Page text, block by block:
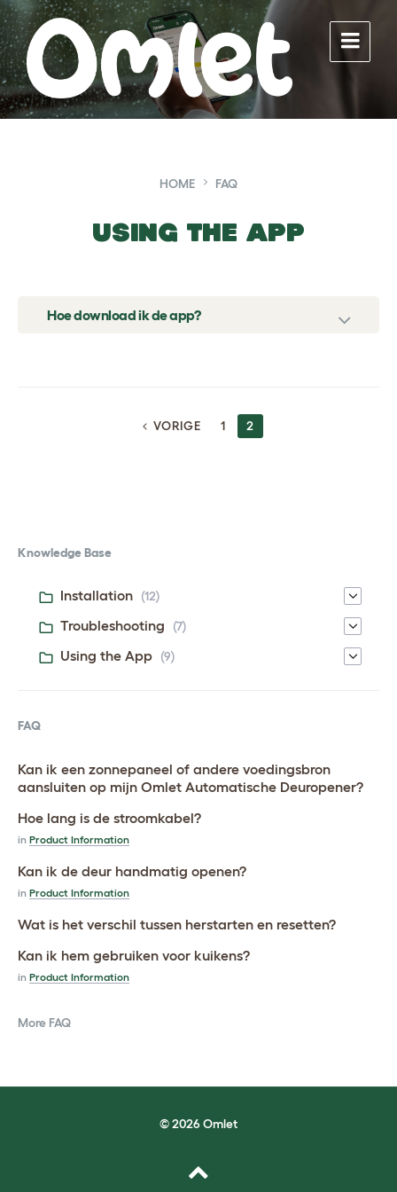
Skip
to
content
Skip
to
main
navigation
Skip
to
footer
HOME FAQ
Using the App
Hoe download ik de app?
VORIGE 1 2
Knowledge Base
Installation (12)
Troubleshooting (7)
Using the App (9)
FAQ
Kan ik een zonnepaneel of andere voedingsbron
aansluiten op mijn Omlet Automatische Deuropener?
Hoe lang is de stroomkabel?
in Product Information
Kan ik de deur handmatig openen?
in Product Information
Wat is het verschil tussen herstarten en resetten?
Kan ik hem gebruiken voor kuikens?
in Product Information
More FAQ
© 2026 Omlet